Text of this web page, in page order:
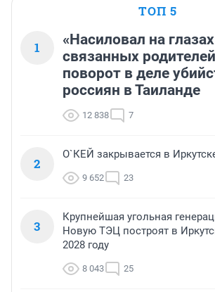
ТОП 5
1
«Насиловал на
связанных
поворот в деле
россиян в Таиланде
12 838 7
2
О`КЕЙ закрывается в
9 652 23
3
Крупнейшая угольная
Новую ТЭЦ построят в
2028 году
8 043 25